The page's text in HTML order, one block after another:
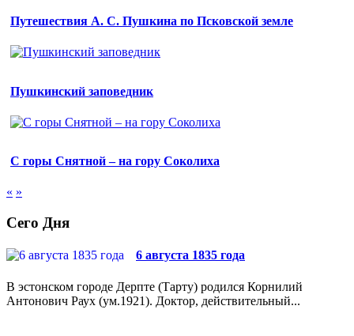
Путешествия А. С. Пушкина по Псковской земле
Пушкинский заповедник
С горы Снятной – на гору Соколиха
« »
Сего Дня
6 августа 1835 года
В эстонском городе Дерпте (Тарту) родился Корнилий
Антонович Раух (ум.1921). Доктор, действительный...